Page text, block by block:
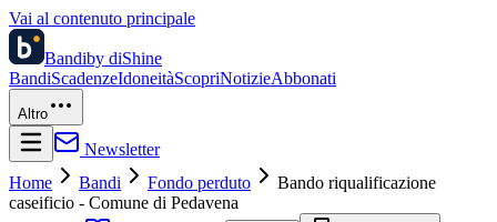
Vai al contenuto principale
Bandiby diShine
BandiScadenzeIdoneitàScopriNotizieAbbonati
Altro
Newsletter
Home
Bandi Fondo perduto
Bando riqualificazione
caseificio - Comune di Pedavena